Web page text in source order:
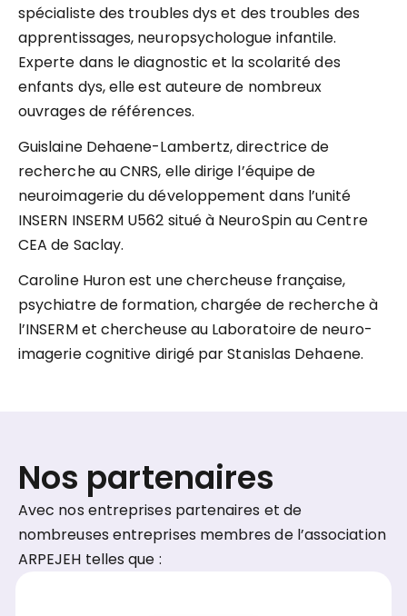
spécialiste des troubles dys et des troubles des
apprentissages, neuropsychologue infantile.
Experte dans le diagnostic et la scolarité des
enfants dys, elle est auteure de nombreux
ouvrages de références.
Guislaine Dehaene-Lambertz, directrice de
recherche au CNRS, elle dirige l’équipe de
neuroimagerie du développement dans l’unité
INSERN INSERM U562 situé à NeuroSpin au Centre
CEA de Saclay.
Caroline Huron est une chercheuse française,
psychiatre de formation, chargée de recherche à
l’INSERM et chercheuse au Laboratoire de neuro-
imagerie cognitive dirigé par Stanislas Dehaene.
Nos partenaires
Avec nos entreprises partenaires et de
nombreuses entreprises membres de l’association
ARPEJEH telles que :